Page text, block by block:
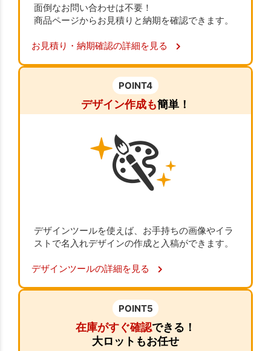
面倒なお問い合わせは不要！
商品ページからお見積りと納期を確認できます。
お見積り・納期確認の詳細を見る
POINT4
デザイン作成も簡単！
デザインツールを使えば、お手持ちの画像やイラ
ストで名入れデザインの作成と入稿ができます。
デザインツールの詳細を見る
POINT5
在庫がすぐ確認できる！
大ロットもお任せ